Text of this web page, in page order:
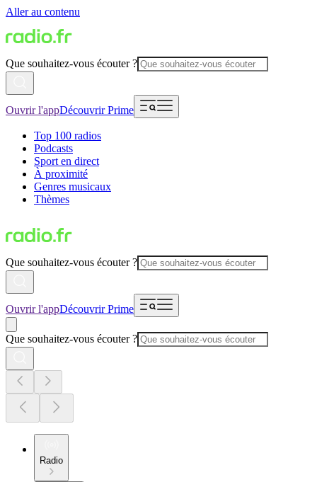
Aller au contenu
Que souhaitez-vous écouter ?
Ouvrir l'appDécouvrir Prime
Top 100 radios
Podcasts
Sport en direct
À proximité
Genres musicaux
Thèmes
Que souhaitez-vous écouter ?
Ouvrir l'appDécouvrir Prime
Que souhaitez-vous écouter ?
Radio